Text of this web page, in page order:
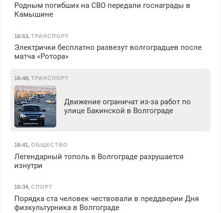
Родным погибших на СВО передали госнаграды в
Камышине
16:53, ТРАНСПОРТ
Электрички бесплатно развезут волгоградцев после
матча «Ротора»
16:48, ТРАНСПОРТ
Движение ограничат из-за работ по
улице Бакинской в Волгограде
16:41, ОБЩЕСТВО
Легендарный тополь в Волгограде разрушается
изнутри
16:34, СПОРТ
Порядка ста человек чествовали в преддверии Дня
физкультурника в Волгограде